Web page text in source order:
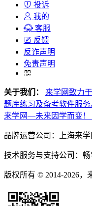
投诉
我的
客服
反馈
反诈声明
免责声明
关于我们：
来学网致力
题库练习及备考软件服务
来学网—未来因学而变！
品牌运营公司：上海来
技术服务与支持公司：
版权所有 © 2014-2026，